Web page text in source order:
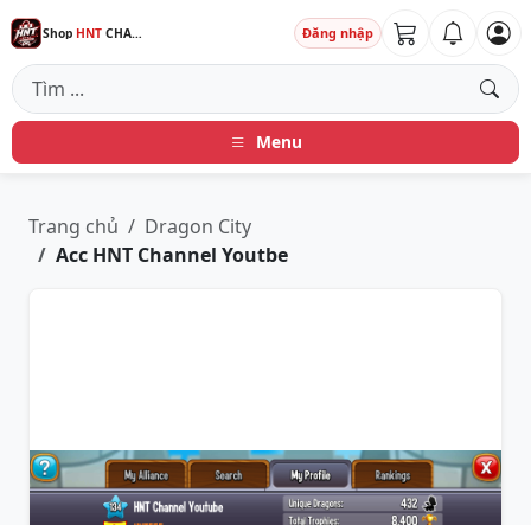
Shop HNT CHANNEL Đăng nhập
Menu
Trang chủ
Dragon City
Acc HNT Channel Youtbe